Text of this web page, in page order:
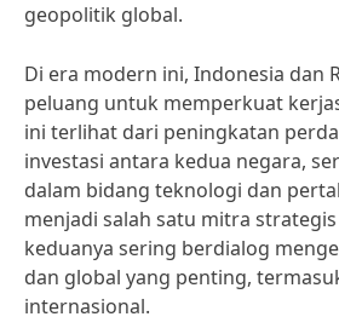
geopolitik global.
Di era modern ini, Indonesia dan
peluang untuk memperkuat
ini terlihat dari peningkatan
investasi antara kedua negara,
dalam bidang teknologi dan
menjadi salah satu mitra
keduanya sering berdialog
dan global yang penting,
internasional.